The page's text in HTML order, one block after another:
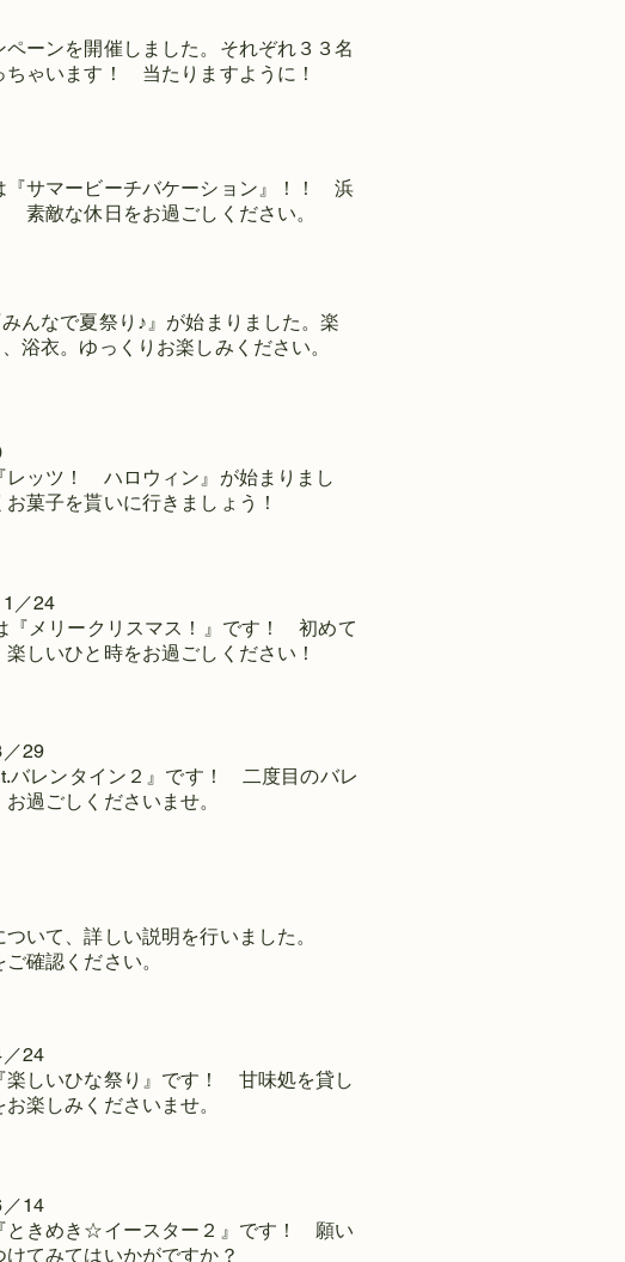
ーンを開催しました。それぞれ３３名
ちゃいます！ 当たりますように！
『サマービーチバケーション』！！ 浜
素敵な休日をお過ごしください。
んなで夏祭り♪』が始まりました。楽
浴衣。ゆっくりお楽しみください。
レッツ！ ハロウィン』が始まりまし
菓子を貰いに行きましょう！
／24
『メリークリスマス！』です！ 初めて
楽しいひと時をお過ごしください！
29
バレンタイン２』です！ 二度目のバレ
過ごしくださいませ。
いて、詳しい説明を行いました。
確認ください。
24
楽しいひな祭り』です！ 甘味処を貸し
楽しみくださいませ。
14
ときめき☆イースター２』です！ 願い
てみてはいかがですか？